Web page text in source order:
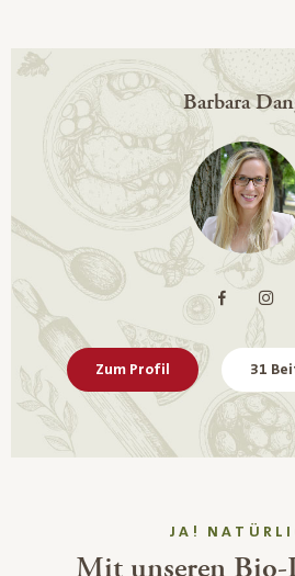
Barbara
Zum Profil 31
JA!
Mit unseren